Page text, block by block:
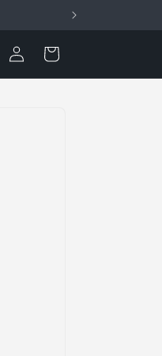
Iniciar
sesión
Carrito